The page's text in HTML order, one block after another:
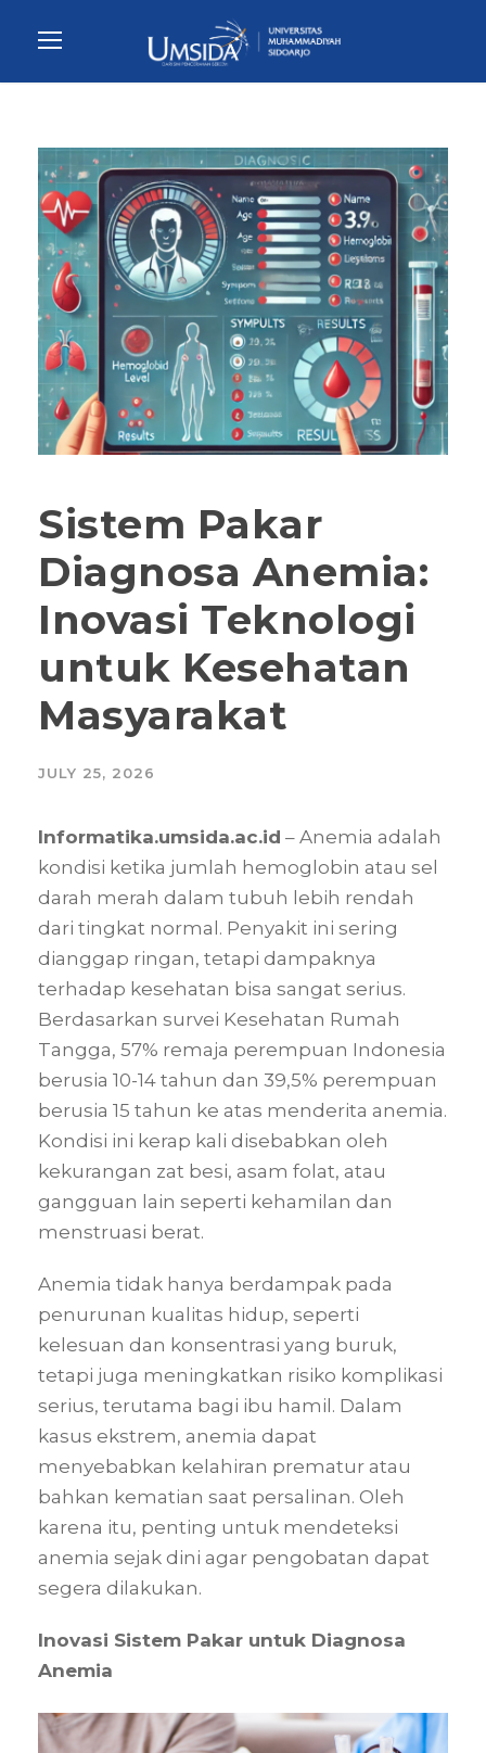
Sistem Pakar
Diagnosa Anemia:
Inovasi Teknologi
untuk Kesehatan
Masyarakat
JULY 25, 2026
Informatika.umsida.ac.id – Anemia adalah
kondisi ketika jumlah hemoglobin atau sel
darah merah dalam tubuh lebih rendah
dari tingkat normal. Penyakit ini sering
dianggap ringan, tetapi dampaknya
terhadap kesehatan bisa sangat serius.
Berdasarkan survei Kesehatan Rumah
Tangga, 57% remaja perempuan Indonesia
berusia 10-14 tahun dan 39,5% perempuan
berusia 15 tahun ke atas menderita anemia.
Kondisi ini kerap kali disebabkan oleh
kekurangan zat besi, asam folat, atau
gangguan lain seperti kehamilan dan
menstruasi berat.
Anemia tidak hanya berdampak pada
penurunan kualitas hidup, seperti
kelesuan dan konsentrasi yang buruk,
tetapi juga meningkatkan risiko komplikasi
serius, terutama bagi ibu hamil. Dalam
kasus ekstrem, anemia dapat
menyebabkan kelahiran prematur atau
bahkan kematian saat persalinan. Oleh
karena itu, penting untuk mendeteksi
anemia sejak dini agar pengobatan dapat
segera dilakukan.
Inovasi Sistem Pakar untuk Diagnosa
Anemia